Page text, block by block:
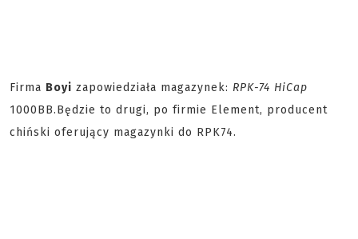
Firma Boyi zapowiedziała magazynek: RPK-74 HiCap
1000BB.Będzie to drugi, po firmie Element, producent
chiński oferujący magazynki do RPK74.